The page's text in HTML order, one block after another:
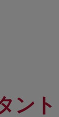
ント